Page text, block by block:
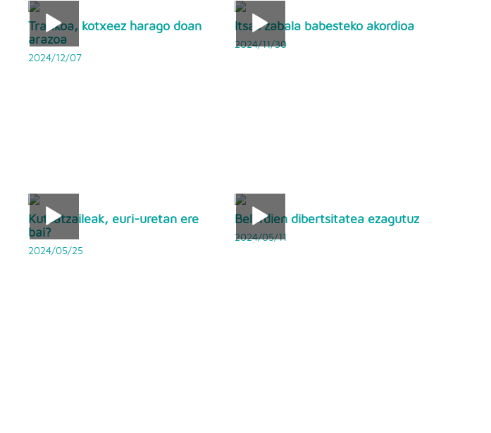
Trafikoa, kotxeez harago doan
arazoa
2024/12/07
Itsas zabala babesteko akordioa
2024/11/30
Kutsatzaileak, euri-uretan ere
bai?
2024/05/25
Belardien dibertsitatea ezagutuz
2024/05/11